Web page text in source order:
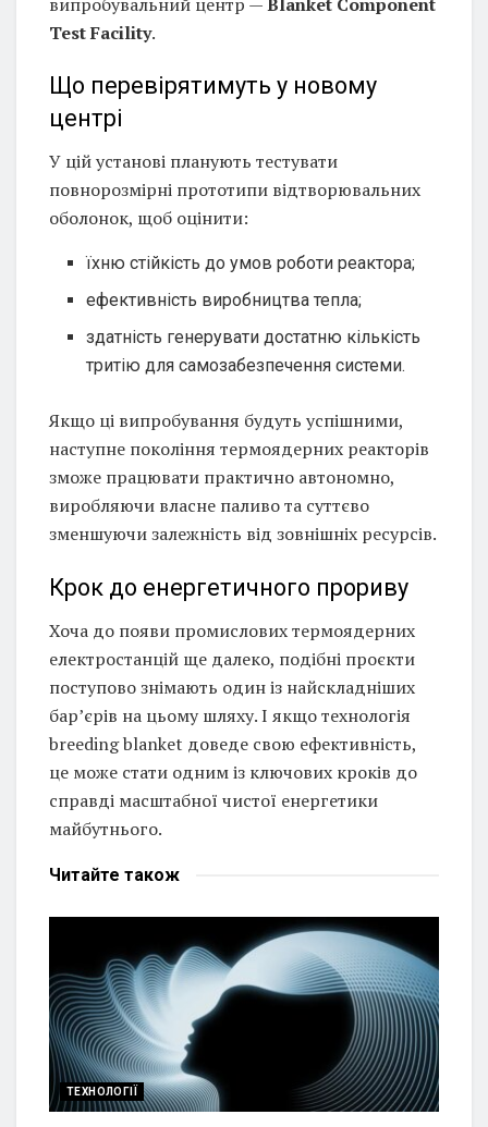
Test Facility.
Що перевірятимуть у новому
центрі
У цій установі планують тестувати
повнорозмірні прототипи відтворювальних
оболонок, щоб оцінити:
їхню стійкість до умов роботи реактора;
ефективність виробництва тепла;
здатність генерувати достатню кількість
тритію для самозабезпечення системи.
Якщо ці випробування будуть успішними,
наступне покоління термоядерних реакторів
зможе працювати практично автономно,
виробляючи власне паливо та суттєво
зменшуючи залежність від зовнішніх ресурсів.
Крок до енергетичного прориву
Хоча до появи промислових термоядерних
електростанцій ще далеко, подібні проєкти
поступово знімають один із найскладніших
бар’єрів на цьому шляху. І якщо технологія
breeding blanket доведе свою ефективність,
це може стати одним із ключових кроків до
справді масштабної чистої енергетики
майбутнього.
Читайте також
ТЕХНОЛОГІЇ